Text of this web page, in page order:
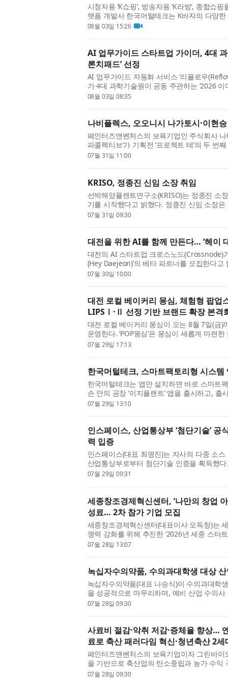
시청자용 ‘K쇼핑’, 방송자용 ‘K라방’, 종합쇼
랫폼 개발사 한국머털테크는 K바자의 다양
매할 라이브 방송 크리에이터를 모집한다.
08월 03일 15:26
AI 업무가이드 스타트업 가이더, 4대
론치패드’ 선정
AI 업무가이드 자동화 서비스 ‘리플로우
가 4대 과학기술원이 공동 주관하는 ‘2026
준비(Born-to-Global) 유형에 최종 선정돼
08월 03일 08:35
나비플렉스, 오오니시 나가토시·이현
페인터즈앤벤처스의 보육기업인 주식회사
파콜렉티브’가 기획전 ‘프로젝트 테’의 두 번
長利)와 이현승 작가의 2인전 ‘a dialogue’를
07월 31일 11:00
KRISO, 정종진 신임 소장 취임
선박해양플랜트연구소(KRISO)는 정종진 소
기를 시작했다고 밝혔다. 정종진 신임 소장
선해양공학 학사(1992년), 석사(1994년), 박
07월 31일 09:30
대전을 위한 AI를 함께 만든다… ‘헤이
대전의 AI 스타트업 크로스노드(Crossnode)​
(Hey Daejeon)’​의 베타 파트너를 모집한다
에서 활동하는 스타트업, 예비창업자, 소상
07월 30일 10:00
대전 로컬 베이커리 몽심, 체험형 팝업
LIPSⅠ·Ⅱ 선정 기반 브랜드 확장 본격
대전 로컬 베이커리 몽심이 오는 8월 7일(금)
운영한다. ‘POP몽심’은 몽심이 새롭게 마련
토어로, 몽심의 시그니처 마들렌을 활용한
07월 29일 17:13
한국머털테크, 스마트팩토리형 시스템
한국머털테크는 앱만 설치하면 바로 스마트
손 안의 공장 ‘이지플랜트’ 앱을 출시하고,
를 진행하고 있다고 밝혔다. 고객은 PC나 로
07월 29일 13:10
인스페이스, 산업통상부 ‘첨단기술’
력 입증
인스페이스(대표 최명진)는 자사의 다중 소
산업통상부로부터 첨단기술 인증을 획득했
인스페이스의 Multi-INT 기술을 ‘다중 데이
07월 29일 09:31
세종창조경제혁신센터, ‘나만의 창업
성료… 2차 참가 기업 모집
세종창조경제혁신센터(대표이사 오득창)는
쟁력 강화를 위해 추진한 ‘2026년 세종 스타
프로그램’을 성공적으로 마무리하고, 오는 8
07월 28일 13:07
녹십자수의약품, 수의과대학생 대상
녹십자수의약품(대표 나승식)이 수의과대학
을 성공적으로 마무리하며, 예비 산업 수의
내디뎠다. 녹십자수의약품은 지난 7월 20일
07월 28일 09:30
사료비 절감·악취 저감·증체율 향상…
료로 축산 패러다임 혁신·청년축산 2
페인터즈앤벤처스의 보육기업이자 그린바
을 기반으로 축산업의 탄소중립과 농가 수익
이오에스(대표 김의철)와 과학적 사고방식
07월 28일 09:30